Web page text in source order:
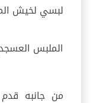
لبسي لخيش
الملبس
من جانبه